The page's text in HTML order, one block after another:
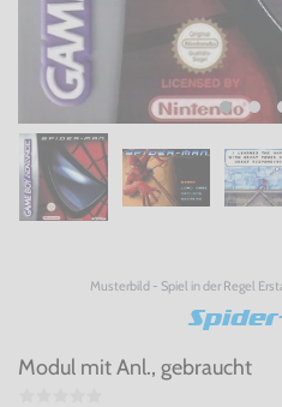
Musterbild - Spiel in der Regel
Modul mit Anl., gebraucht